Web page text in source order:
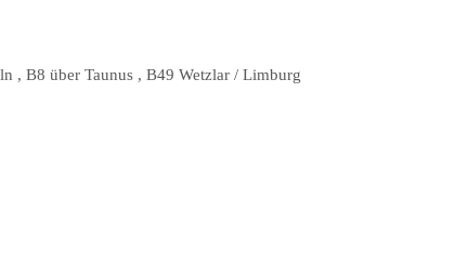
, B8 über Taunus , B49 Wetzlar / Limburg